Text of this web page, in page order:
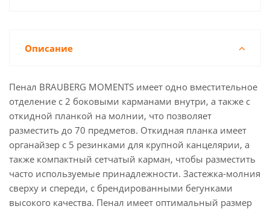
Описание
Пенал BRAUBERG MOMENTS имеет одно вместительное
отделение с 2 боковыми карманами внутри, а также с
откидной планкой на молнии, что позволяет
разместить до 70 предметов. Откидная планка имеет
органайзер с 5 резинками для крупной канцелярии, а
также компактный сетчатый карман, чтобы разместить
часто используемые принадлежности. Застежка-молния
сверху и спереди, с брендированными бегунками
высокого качества. Пенал имеет оптимальный размер